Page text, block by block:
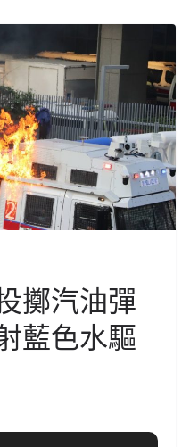
擲汽油彈
藍色水驅